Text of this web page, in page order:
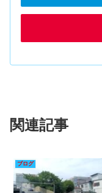
関連記事
ブログ